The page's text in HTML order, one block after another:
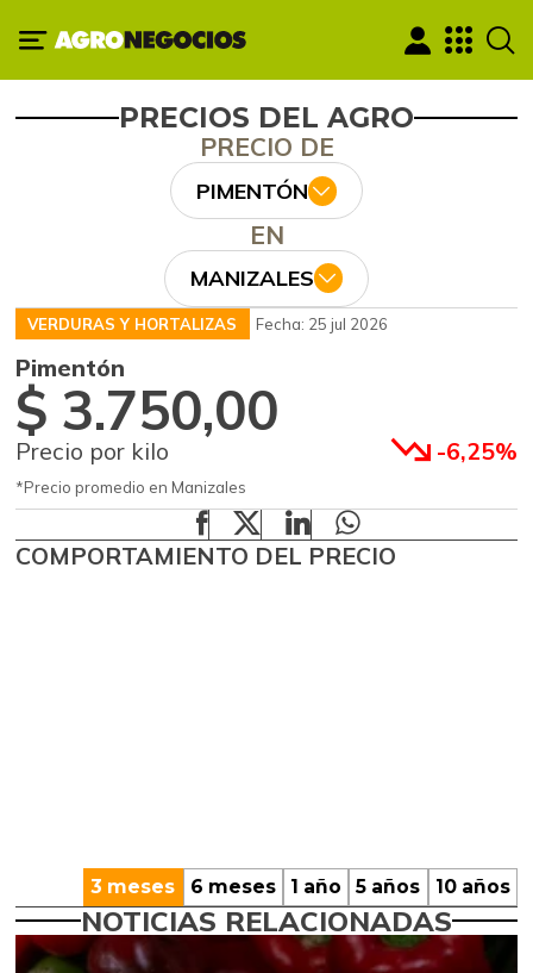
PRECIOS DEL AGRO
PRECIO DE
PIMENTÓN
EN
MANIZALES
VERDURAS Y HORTALIZAS Fecha: 25 jul 2026
Pimentón
$ 3.750,00
Precio por kilo -6,25%
*Precio promedio en Manizales
COMPORTAMIENTO DEL PRECIO
3 meses 6 meses 1 año 5 años 10 años
NOTICIAS RELACIONADAS